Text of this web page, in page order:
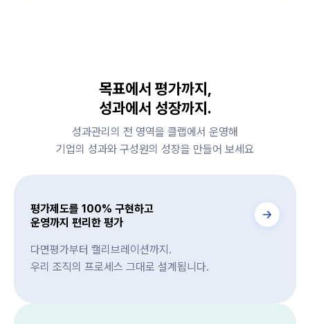
목표에서 평가까지,
성과에서 성장까지.
성과관리의 전 영역을 클랩에서 운영해
기업의 성과와 구성원의 성장을 만들어 보세요
평가제도를 100% 구현하고
운영까지 편리한 평가
다면평가부터 캘리브레이션까지.
우리 조직의 프로세스 그대로 설계됩니다.